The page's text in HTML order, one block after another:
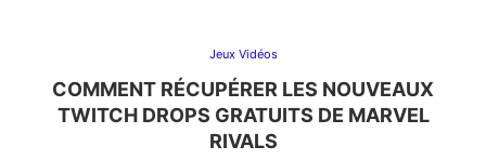
Jeux Vidéos
COMMENT RÉCUPÉRER LES NOUVEAUX
TWITCH DROPS GRATUITS DE MARVEL
RIVALS